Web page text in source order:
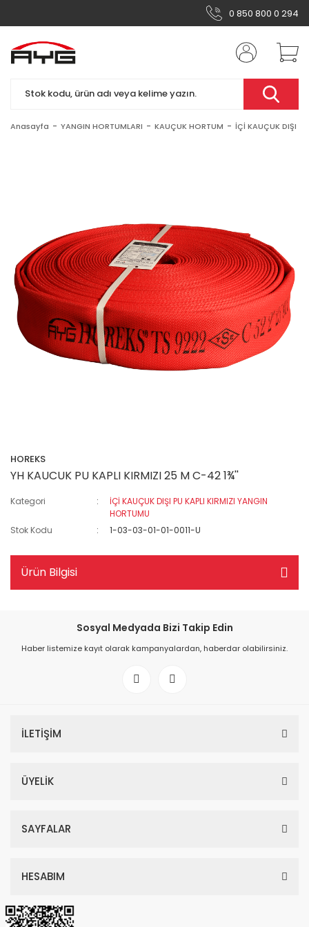
0 850 800 0 294
Anasayfa YANGIN HORTUMLARI KAUÇUK HORTUM İÇİ KAUÇUK DIŞI
HOREKS
YH KAUCUK PU KAPLI KIRMIZI 25 M C-42 1¾''
Kategori
İÇİ KAUÇUK DIŞI PU KAPLI KIRMIZI YANGIN
HORTUMU
Stok Kodu
1-03-03-01-01-0011-U
Ürün Bilgisi
Sosyal Medyada Bizi Takip Edin
Haber listemize kayıt olarak kampanyalardan, haberdar olabilirsiniz.
İLETİŞİM
ÜYELİK
SAYFALAR
HESABIM